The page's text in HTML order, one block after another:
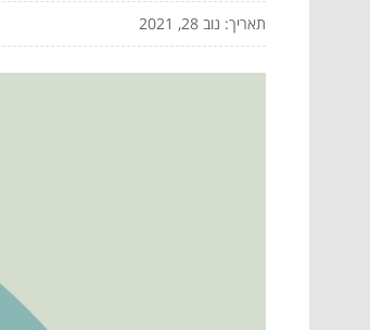
תאריך: נוב 28, 2021